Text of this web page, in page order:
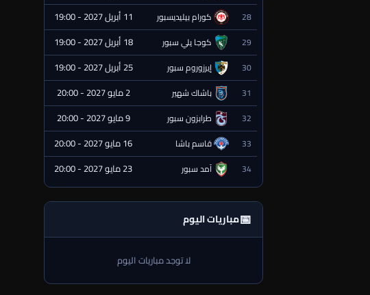
28 كورام بيليديسبور 11 أبريل 2027 - 19:00
29 كوجا يلي سبور 18 أبريل 2027 - 19:00
30 إيرزوروم سبور 25 أبريل 2027 - 19:00
31 باشاك شهير 2 مايو 2027 - 20:00
32 طرابزون سبور 9 مايو 2027 - 20:00
33 قاسم باشا 16 مايو 2027 - 20:00
34 آمد سبور 23 مايو 2027 - 20:00
📅مباريات اليوم
لا توجد مباريات اليوم